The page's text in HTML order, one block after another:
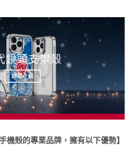
鏡頭支架殼
詳細介紹
機殼的專業品牌，擁有以下優勢】